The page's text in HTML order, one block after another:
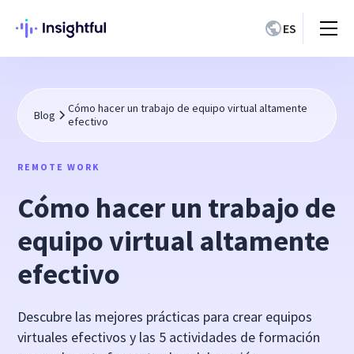
ES
Blog
Cómo hacer un trabajo de equipo virtual altamente
efectivo
REMOTE WORK
Cómo hacer un trabajo de
equipo virtual altamente
efectivo
Descubre las mejores prácticas para crear equipos
virtuales efectivos y las 5 actividades de formación